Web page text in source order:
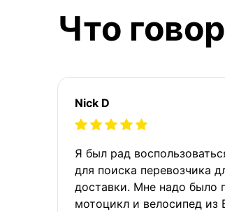
Что
Nick D
Я был рад
для поиска перевозчика
доставки. Мне надо было
мотоцикл и велосипед из